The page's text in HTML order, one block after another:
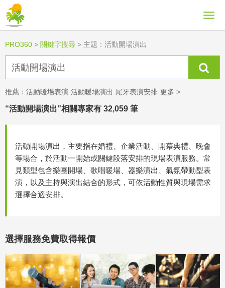
PRO360 > 關鍵字搜尋 > 主題：活動開場演出
推薦： 活動暖場表演 活動暖場演出 尾牙表演安排 更多 >
“活動開場演出”相關專家有 32,059 筆
活動開場演出，主要指在婚禮、企業活動、開幕典禮、晚會
等場合，於活動一開始或關鍵段落安排的現場表演服務。常
見類型包含樂團開場、歌唱暖場、器樂演出、氣氛帶動型表
演，以及主持與演出結合的形式，可依活動性質與現場需求
選擇合適安排。
選擇服務免費取得報價